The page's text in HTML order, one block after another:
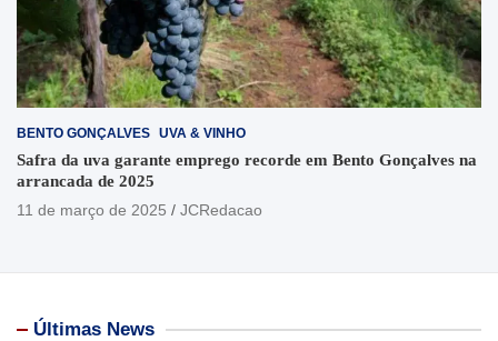
BENTO GONÇALVES UVA & VINHO
Safra da uva garante emprego recorde em Bento Gonçalves na
arrancada de 2025
11 de março de 2025
JCRedacao
Últimas News